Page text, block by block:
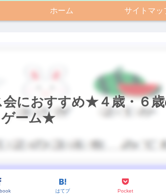
ホーム サイトマッ
におすすめ★４歳・６
ゲーム★
はてブ Pocket